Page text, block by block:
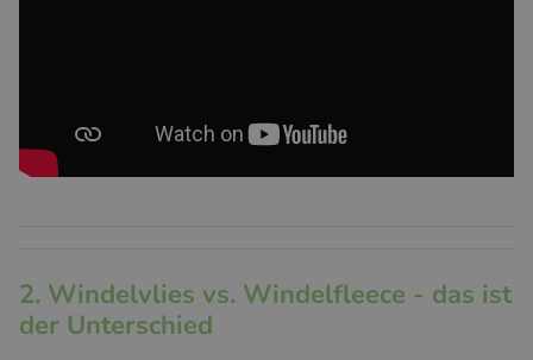
2. Windelvlies vs. Windelfleece - das ist
der Unterschied